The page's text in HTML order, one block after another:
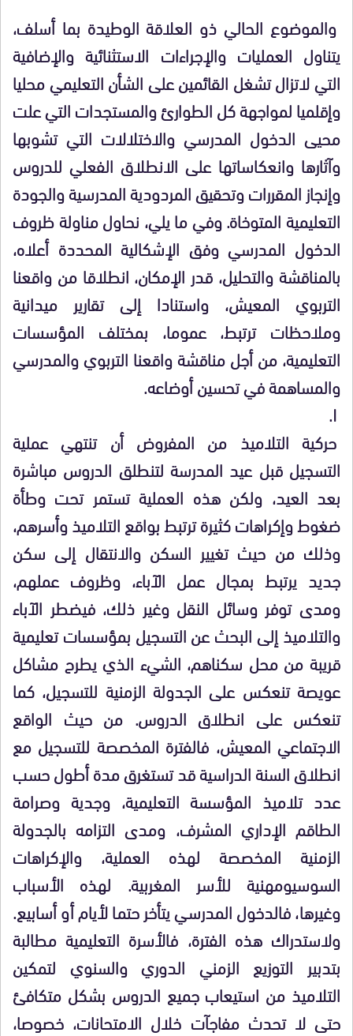
والموضوع الحالي ذو العلاقة الوطيدة بما أسلف،
يتناول العمليات والإجراءات الاستثنائية والإضافية
التي لاتزال تشغل القائمين على الشأن التعليمي محليا
وإقلميا لمواجهة كل الطوارئ والمستجدات التي علت
محيى الدخول المدرسي والاختلالات التي تشوبها
وآثارها وانعكاساتها على الانطلاق الفعلي للدروس
وإنجاز المقررات وتحقيق المردودية المدرسية والجودة
التعليمية المتوخاة. وفي ما يلي، نحاول مناولة ظروف
الدخول المدرسي وفق الإشكالية المحددة أعلاه،
بالمناقشة والتحليل، قدر الإمكان، انطلاقا من واقعنا
التربوي المعيش، واستنادا إلى تقارير ميدانية
وملاحظات ترتبط، عموما، بمختلف المؤسسات
التعليمية، من أجل مناقشة واقعنا التربوي والمدرسي
والمساهمة في تحسين أوضاعه.
حركية التلاميذ من المفروض أن تنتهي عملية
التسجيل قبل عيد المدرسة لتنطلق الدروس مباشرة
بعد العيد، ولكن هذه العملية تستمر تحت وطأة
ضغوط وإكراهات كثيرة ترتبط بواقع التلاميذ وأسرهم،
وذلك من حيث تغيير السكن والانتقال إلى سكن
جديد يرتبط بمجال عمل الآباء، وظروف عملهم،
ومدى توفر وسائل النقل وغير ذلك، فيضطر الآباء
والتلاميذ إلى البحث عن التسجيل بمؤسسات تعليمية
قريبة من محل سكناهم، الشيء الذي يطرح مشاكل
عويصة تنعكس على الجدولة الزمنية للتسجيل، كما
تنعكس على انطلاق الدروس. من حيث الواقع
الاجتماعي المعيش، فالفترة المخصصة للتسجيل مع
انطلاق السنة الدراسية قد تستغرق مدة أطول حسب
عدد تلاميذ المؤسسة التعليمية، وجدية وصرامة
الطاقم الإداري المشرف، ومدى التزامه بالجدولة
الزمنية المخصصة لهذه العملية، والإكراهات
السوسيومهنية للأسر المغربية. لهذه الأسباب
وغيرها، فالدخول المدرسي يتأخر حتما لأيام أو أسابيع.
ولاستدراك هذه الفترة، فالأسرة التعليمية مطالبة
بتدبير التوزيع الزمني الدوري والسنوي لتمكين
التلاميذ من استيعاب جميع الدروس بشكل متكافئ
حتى لا تحدث مفاجآت خلال الامتحانات، خصوصا،